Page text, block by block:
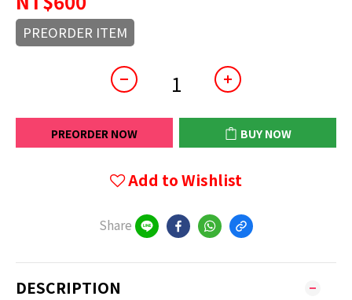
PREORDER ITEM
PREORDER NOW BUY NOW
Add to Wishlist
Share
DESCRIPTION